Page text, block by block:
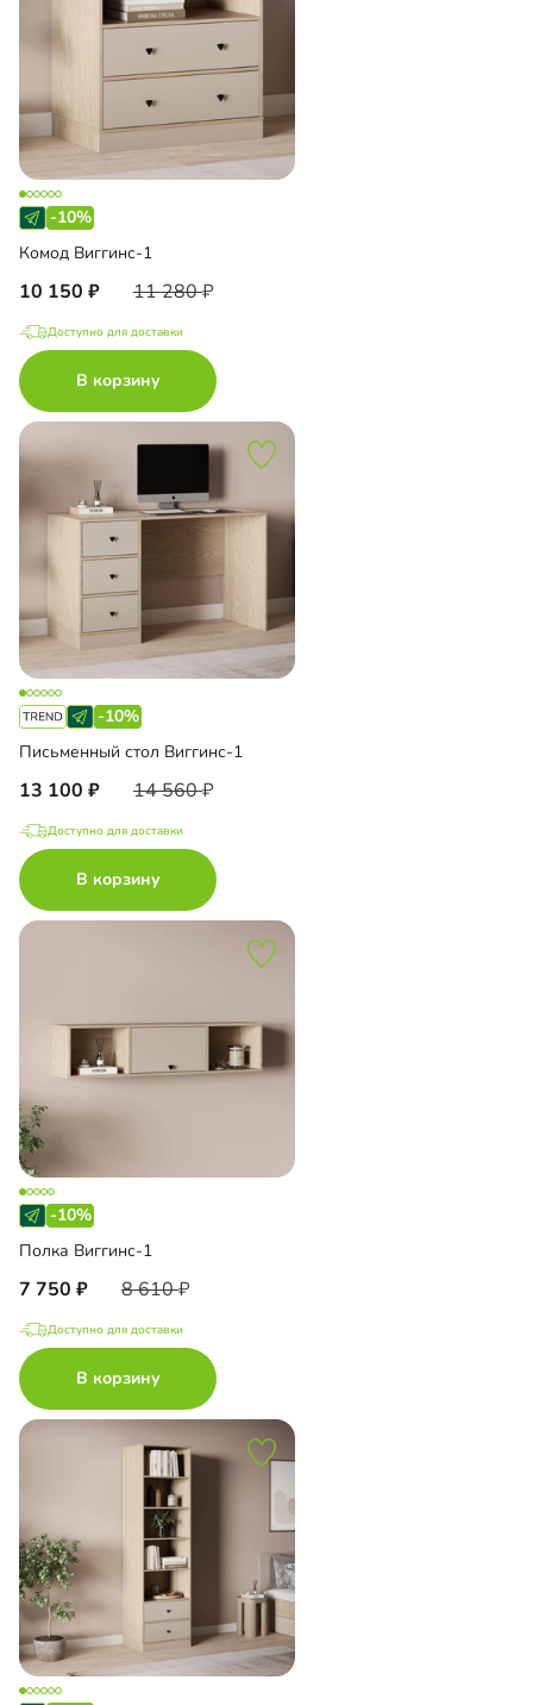
-10%
Комод Виггинс-1
10 150 11 280
Доступно для доставки
В корзину
-10%
Письменный стол Виггинс-1
13 100 14 560
Доступно для доставки
В корзину
-10%
Полка Виггинс-1
7 750 8 610
Доступно для доставки
В корзину